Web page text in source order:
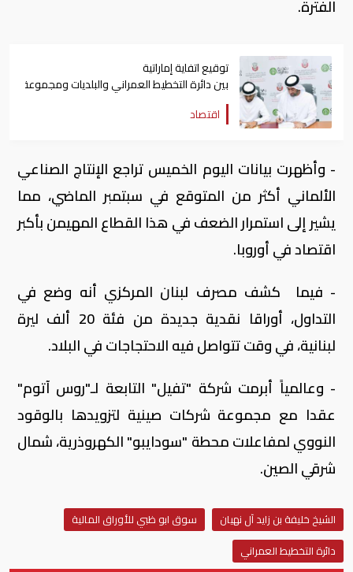
الفترة.
توقيع اتفاية إماراتية
بين دائرة التخطيط العمراني والبلديات ومجموعة
اقتصاد
- وأظهرت بيانات اليوم الخميس تراجع الإنتاج الصناعي
الألماني أكثر من المتوقع في سبتمبر الماضي، مما
يشير إلى استمرار الضعف في هذا القطاع المهيمن بأكبر
اقتصاد في أوروبا.
- فيما كشف مصرف لبنان المركزي أنه وضع في
التداول، أوراقا نقدية جديدة من فئة 20 ألف ليرة
لبنانية، في وقت تتواصل فيه الاحتجاجات في البلاد.
- وعالمياً أبرمت شركة "تفيل" التابعة لـ"روس آتوم"
عقدا مع مجموعة شركات صينية لتزويدها بالوقود
النووي لمفاعلات محطة "سودايبو" الكهروذرية، شمال
شرقي الصين.
الشيخ خليفة بن زايد آل نهيان
سوق ابو ظبي للأوراق المالية
دائرة التخطيط العمراني